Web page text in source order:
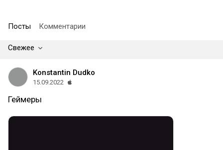
Посты Комментарии
Свежее
Konstantin Dudko
15.09.2022
Геймеры